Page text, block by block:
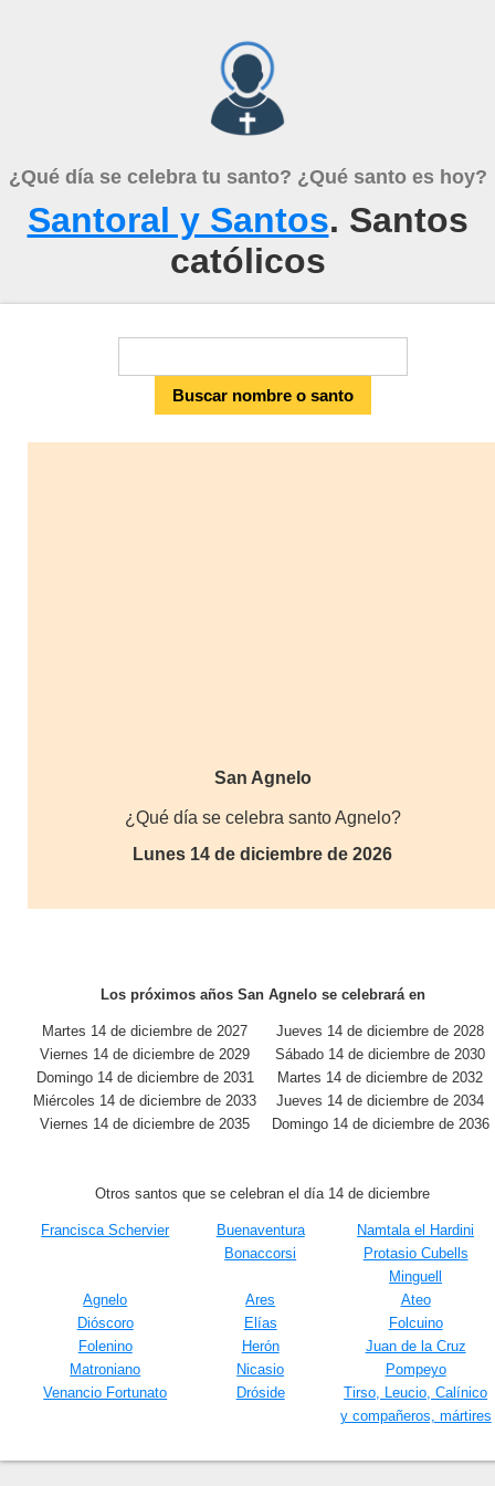
¿Qué día se celebra tu santo? ¿Qué santo es hoy?
Santoral y Santos. Santos
católicos
San Agnelo
¿Qué día se celebra santo Agnelo?
Lunes 14 de diciembre de 2026
Los próximos años San Agnelo se celebrará en
Martes 14 de diciembre de 2027
Jueves 14 de diciembre de 2028
Viernes 14 de diciembre de 2029
Sábado 14 de diciembre de 2030
Domingo 14 de diciembre de 2031
Martes 14 de diciembre de 2032
Miércoles 14 de diciembre de 2033
Jueves 14 de diciembre de 2034
Viernes 14 de diciembre de 2035
Domingo 14 de diciembre de 2036
Otros santos que se celebran el día 14 de diciembre
Francisca Schervier
Buenaventura
Bonaccorsi
Namtala el Hardini
Protasio Cubells
Minguell
Agnelo
Ares
Ateo
Dióscoro
Elías
Folcuino
Folenino
Herón
Juan de la Cruz
Matroniano
Nicasio
Pompeyo
Venancio Fortunato
Dróside
Tirso, Leucio, Calínico
y compañeros, mártires